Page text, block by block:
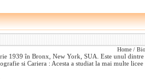
Home /
1939 în Bronx, New York, SUA. Este unul dintre
si Cariera : Acesta a studiat la mai multe licee